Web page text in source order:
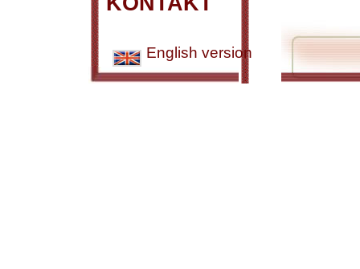
English version